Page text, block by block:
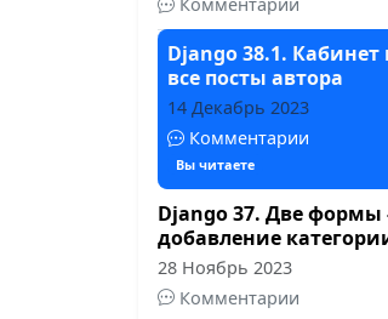
Django 38.1. Кабинет
все посты автора
14 Декабрь 2023
Комментарии
Вы читаете
Django 37. Две формы
добавление
файла
28 Ноябрь 2023
Комментарии